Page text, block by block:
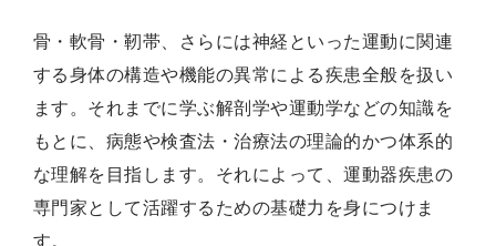
骨・軟骨・靭帯、さらには神経といった運動に関連
する身体の構造や機能の異常による疾患全般を扱い
ます。それまでに学ぶ解剖学や運動学などの知識を
もとに、病態や検査法・治療法の理論的かつ体系的
な理解を目指します。それによって、運動器疾患の
専門家として活躍するための基礎力を身につけま
す。